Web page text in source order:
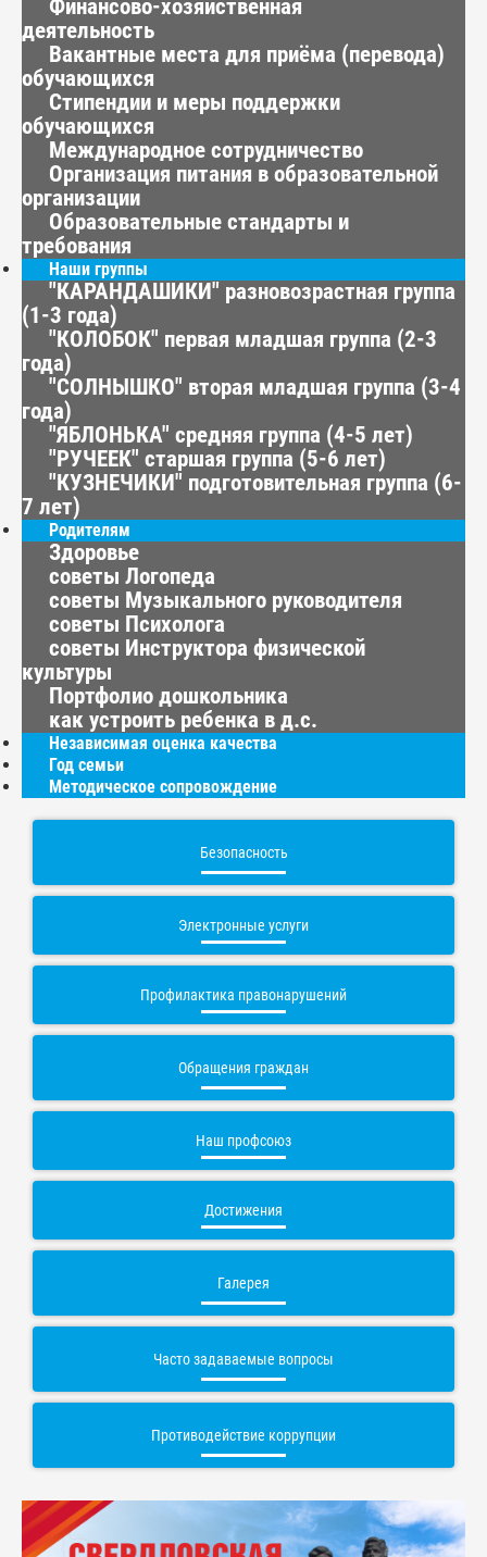
Финансово-хозяйственная
деятельность
Вакантные места для приёма (перевода)
обучающихся
Стипендии и меры поддержки
обучающихся
Международное сотрудничество
Организация питания в образовательной
организации
Образовательные стандарты и
требования
Наши группы
"КАРАНДАШИКИ" разновозрастная группа
(1-3 года)
"КОЛОБОК" первая младшая группа (2-3
года)
"СОЛНЫШКО" вторая младшая группа (3-4
года)
"ЯБЛОНЬКА" средняя группа (4-5 лет)
"РУЧЕЕК" старшая группа (5-6 лет)
"КУЗНЕЧИКИ" подготовительная группа (6-
7 лет)
Родителям
Здоровье
советы Логопеда
советы Музыкального руководителя
советы Психолога
советы Инструктора физической
культуры
Портфолио дошкольника
как устроить ребенка в д.с.
Независимая оценка качества
Год семьи
Методическое сопровождение
Безопасность
Электронные услуги
Профилактика правонарушений
Обращения граждан
Наш профсоюз
Достижения
Галерея
Часто задаваемые вопросы
Противодействие коррупции